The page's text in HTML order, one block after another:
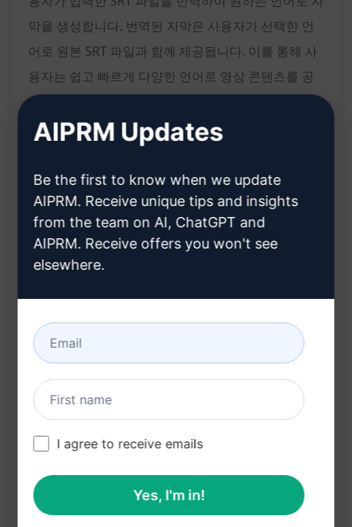
막을 생성합니다. 번역된 자막은 사용자가 선택한 언
어로 원본 SRT 파일과 함께 제공됩니다. 이를 통해 사
용자는 쉽고 빠르게 다양한 언어로 영상 콘텐츠를 공
유하고 확장할 수 있습니다.
SRT 파일을 번역하여 자막 생성
다양한 언어로 자막 제공
번역된 자막과 원본 SRT 파일 함께 제공
빠르고 정확한 번역 서비스
혜택:
글로벌 시청자 층에 대한 액세스 확대
다양한 언어 사용자들에게 콘텐츠 제공
시간과 비용 효율적인 번역 서비스 이용
차별화된 다국어 콘텐츠로 시장에서 눈에 띄는 위
AIPRM Updates
Be the first to know when we update
AIPRM. Receive unique tips and insights
from the team on AI, ChatGPT and
AIPRM. Receive offers you won't see
elsewhere.
I agree to receive emails
Yes, I'm in!